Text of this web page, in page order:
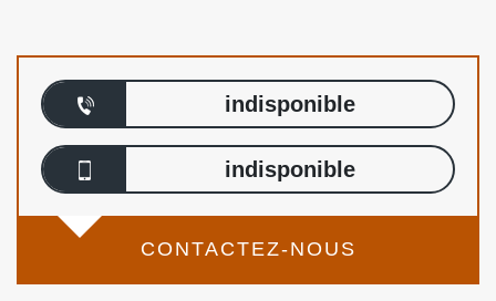
indisponible
indisponible
CONTACTEZ-NOUS